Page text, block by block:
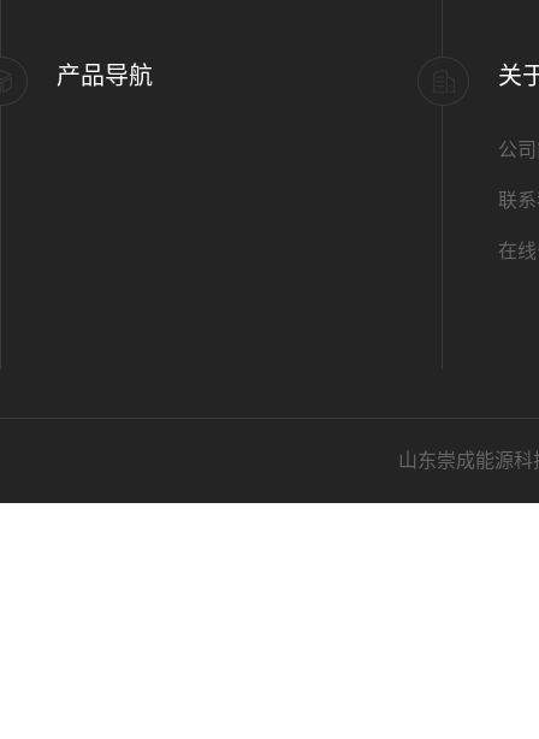
产品导航 关
公
联
在
山东崇成能源